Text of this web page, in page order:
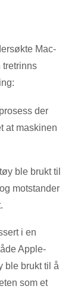
Mac-
tretrinns
der
at maskinen
ble brukt til
motstander
i en
Apple-
ble brukt til å
som et